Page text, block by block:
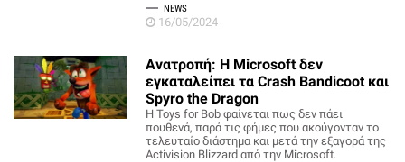
NEWS
16/05/2024
Ανατροπή: Η Microsoft δεν
εγκαταλείπει τα Crash Bandicoot και
Spyro the Dragon
Η Toys for Bob φαίνεται πως δεν πάει
πουθενά, παρά τις φήμες που ακούγονταν το
τελευταίο διάστημα και μετά την εξαγορά της
Activision Blizzard από την Microsoft.